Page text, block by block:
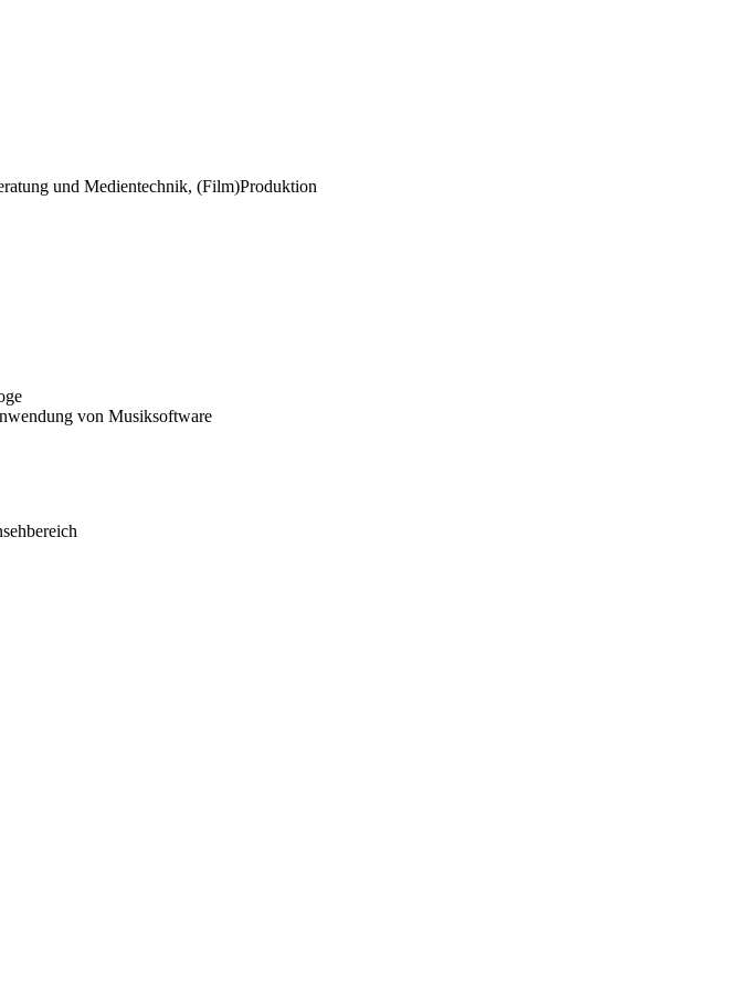
und Medientechnik, (Film)Produktion
von Musiksoftware